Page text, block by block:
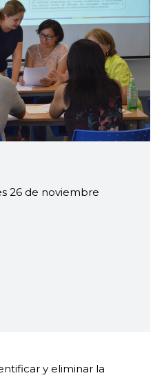
26 de noviembre
y eliminar la